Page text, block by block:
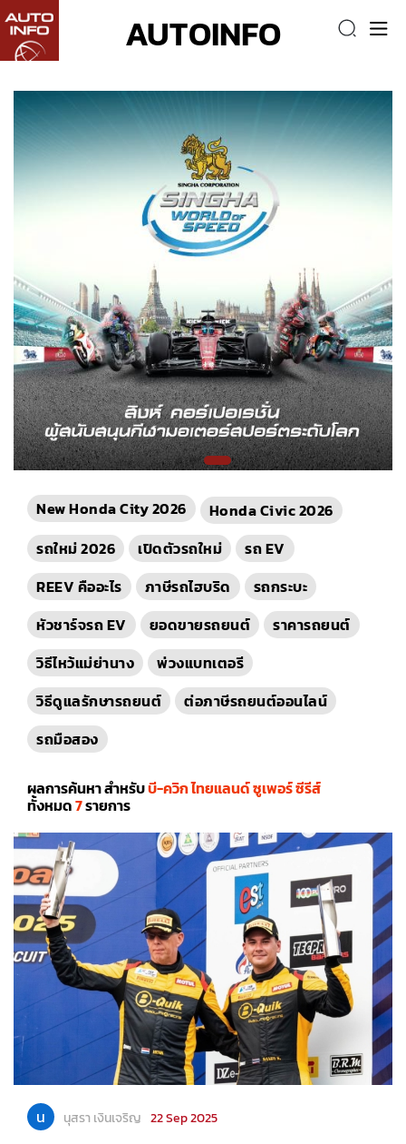
AUTOINFO
New Honda City 2026
Honda Civic 2026
รถใหม่ 2026
เปิดตัวรถใหม่
รถ EV
REEV คืออะไร
ภาษีรถไฮบริด
รถกระบะ
หัวชาร์จรถ EV
ยอดขายรถยนต์
ราคารถยนต์
วิธีไหว้แม่ย่านาง
พ่วงแบทเตอรี
วิธีดูแลรักษารถยนต์
ต่อภาษีรถยนต์ออนไลน์
รถมือสอง
ผลการค้นหา สำหรับบี-ควิก ไทยแลนด์ ซูเพอร์ ซีรีส์
ทั้งหมด7รายการ
น นุสรา เงินเจริญ 22 Sep 2025